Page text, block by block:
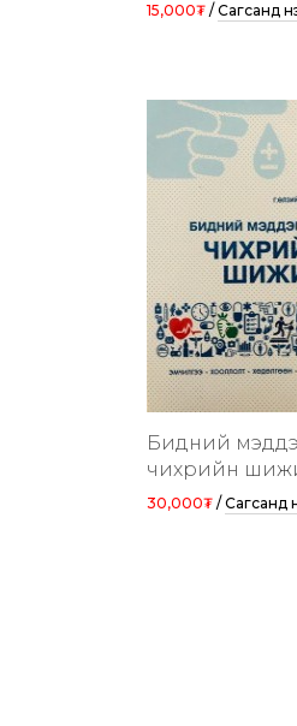
15,000₮ / Сагсанд
Бидний
чихрийн
30,000₮ / Сагсанд